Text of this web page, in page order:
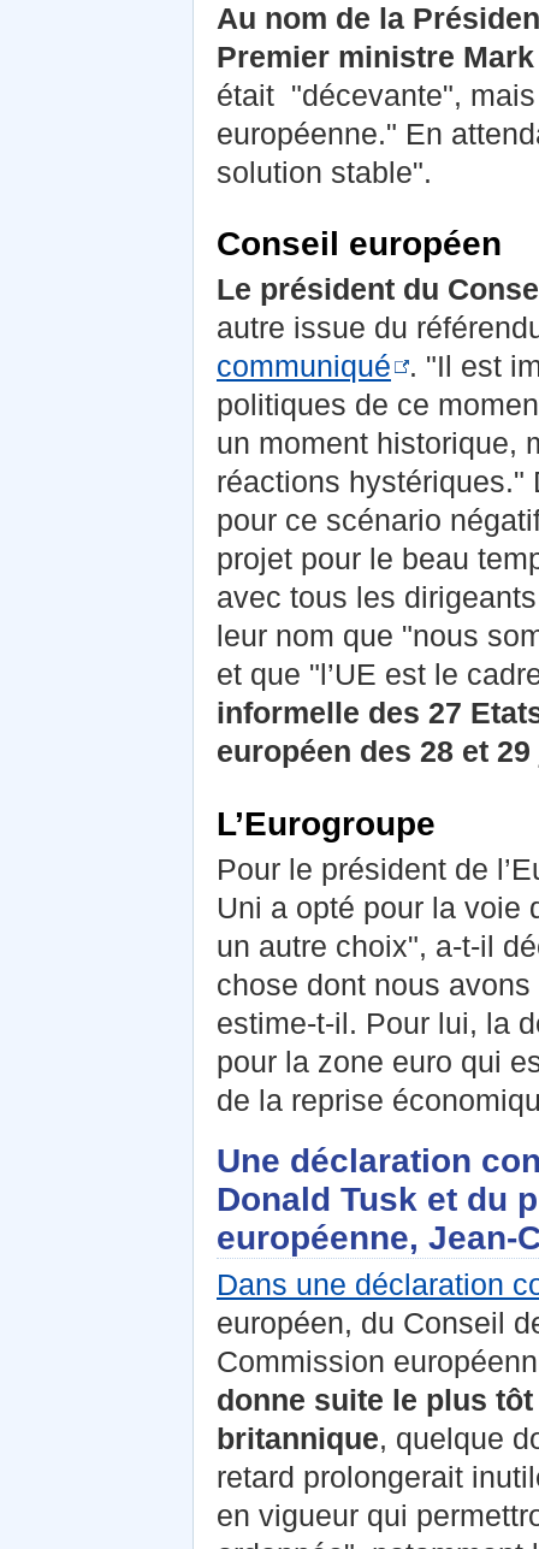
Au nom de la
Premier ministre
était "décevante",
européenne." En
solution stable".
Conseil européen
Le président du
autre issue du
communiqué
. "Il est
politiques de ce
un moment historique,
réactions hystériques."
pour ce scénario
projet pour le beau
avec tous les
leur nom que "nous
et que "l’UE est le
informelle des 27
européen des 28 et
L’Eurogroupe
Pour le président de
Uni a opté pour la voie
un autre choix", a-t-il
chose dont nous
estime-t-il. Pour lui, la
pour la zone euro qui
de la reprise
Une déclaration
Donald Tusk et du
européenne, Jean-
Dans une déclaration
européen, du Conseil
Commission
donne suite le plus
britannique, quelque
retard prolongerait
en vigueur qui